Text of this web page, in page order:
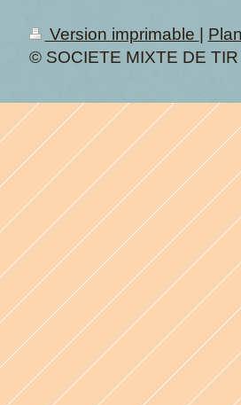
Version imprimable
© SOCIETE MIXTE DE